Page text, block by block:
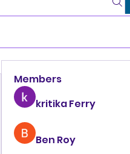
Members
kritika Ferry
Ben Roy